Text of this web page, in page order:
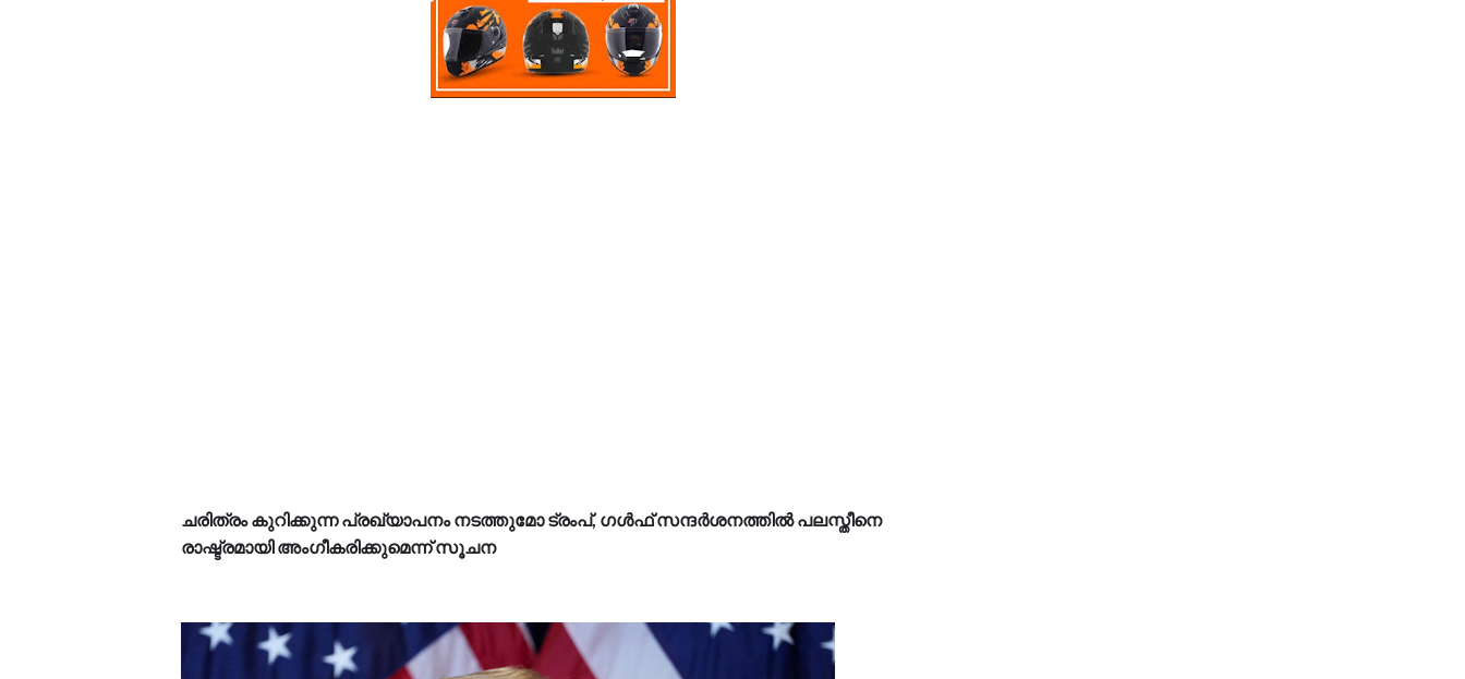
ചരിത്രം കുറിക്കുന്ന പ്രഖ്യാപനം നടത്തുമോ ട്രംപ്, ഗൾഫ് സന്ദർശനത്തിൽ പലസ്തീനെ
രാഷ്ട്രമായി അംഗീകരിക്കുമെന്ന് സൂചന